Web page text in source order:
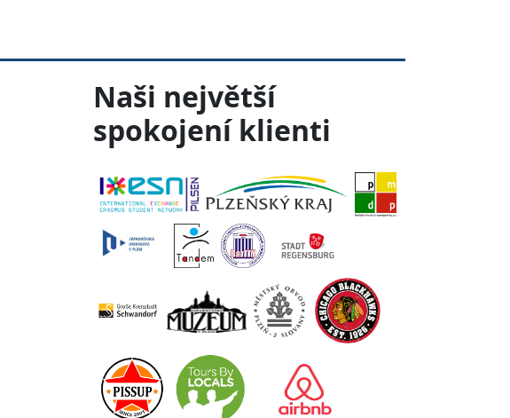
Naši největší
spokojení klienti